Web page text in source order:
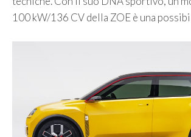
100 kW/136 CV della ZOE è una